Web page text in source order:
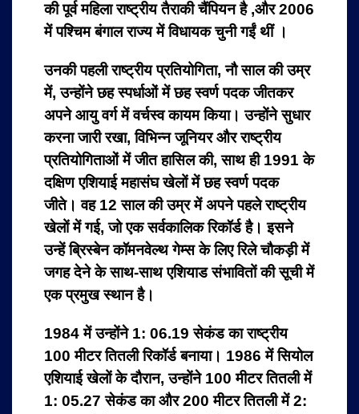
की पूर्व महिला राष्ट्रीय तैराकी चैंपियन है ,और 2006
में पश्चिम बंगाल राज्य में विधायक चुनी गईं थीं ।
उनकी पहली राष्ट्रीय प्रतियोगिता, नौ साल की उम्र
में, उन्होंने छह स्पर्धाओं में छह स्वर्ण पदक जीतकर
अपने आयु वर्ग में वर्चस्व कायम किया। उन्होंने सुधार
करना जारी रखा, विभिन्न जूनियर और राष्ट्रीय
प्रतियोगिताओं में जीत हासिल की, साथ ही 1991 के
दक्षिण एशियाई महासंघ खेलों में छह स्वर्ण पदक
जीते। वह 12 साल की उम्र में अपने पहले राष्ट्रीय
खेलों में गई, जो एक सर्वकालिक रिकॉर्ड है। इसने
उन्हें ब्रिस्बेन कॉमनवेल्थ गेम्स के लिए रिले चौकड़ी में
जगह देने के साथ-साथ एशियाड संभावितों की सूची में
एक प्रमुख स्थान है।
1984 में उन्होंने 1: 06.19 सेकंड का राष्ट्रीय
100 मीटर तितली रिकॉर्ड बनाया। 1986 में सियोल
एशियाई खेलों के दौरान, उन्होंने 100 मीटर तितली में
1: 05.27 सेकंड का और 200 मीटर तितली में 2: